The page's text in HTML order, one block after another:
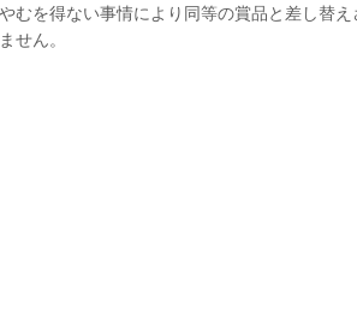
むを得ない事情により同等の賞品と差し替え
せん。